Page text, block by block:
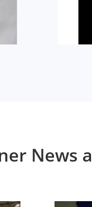
News